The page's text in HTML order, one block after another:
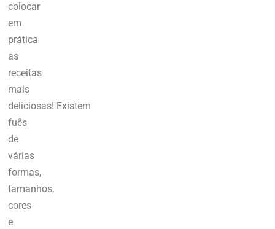
colocar
em
prática
as
receitas
mais
deliciosas! Existem
fuês
de
várias
formas,
tamanhos,
cores
e